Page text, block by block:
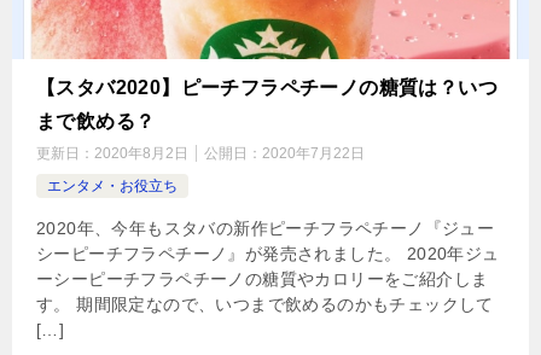
【スタバ2020】ピーチフラペチーノの糖質は？いつ
まで飲める？
更新日： 2020年8月2日 公開日： 2020年7月22日
エンタメ・お役立ち
2020年、今年もスタバの新作ピーチフラペチーノ『ジュー
シーピーチフラペチーノ』が発売されました。 2020年ジュ
ーシーピーチフラペチーノの糖質やカロリーをご紹介しま
す。 期間限定なので、いつまで飲めるのかもチェックして
[…]